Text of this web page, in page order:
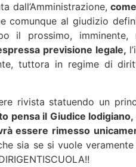
dall’Amministrazione,
comunque al giudizio
il prossimo, imminente,
previsione legale,
tuttora in regime di
rivista statuendo un
pensa il Giudice
essere rimesso
sia se si vuole